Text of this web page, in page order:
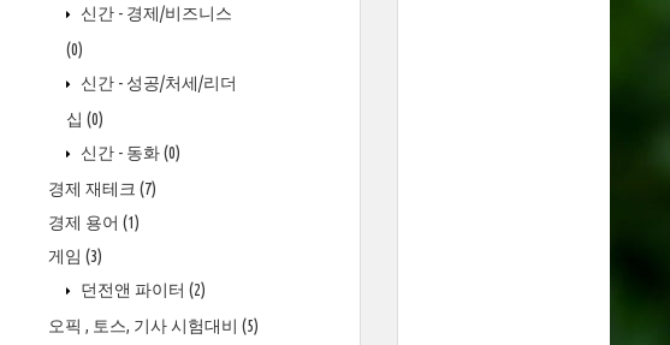
신간 - 경제/비즈니스
(0)
신간 - 성공/처세/리더
십 (0)
신간 - 동화(0)
경제 재테크 (7)
경제 용어 (1)
게임 (3)
던전앤 파이터 (2)
오픽 , 토스, 기사 시험대비 (5)